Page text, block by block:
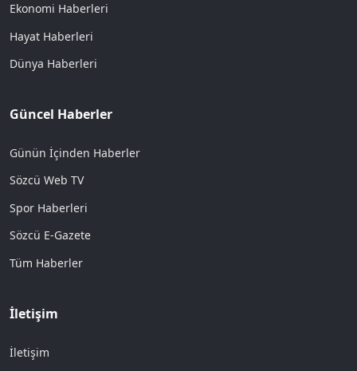
Ekonomi Haberleri
Hayat Haberleri
Dünya Haberleri
Güncel Haberler
Günün İçinden Haberler
Sözcü Web TV
Spor Haberleri
Sözcü E-Gazete
Tüm Haberler
İletişim
İletişim